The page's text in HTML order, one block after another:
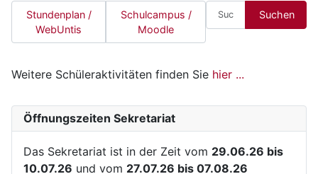
Stundenplan /
WebUntis
Schulcampus /
Moodle
Suchen Suchen
Weitere Schüleraktivitäten finden Sie hier ...
Öffnungszeiten Sekretariat
Das Sekretariat ist in der Zeit vom 29.06.26 bis
10.07.26 und vom 27.07.26 bis 07.08.26